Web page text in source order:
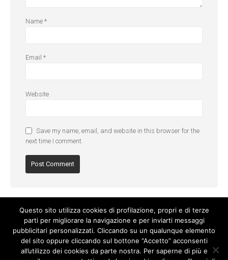
Name *
Email *
Website
Save my name, email, and website in this browser for the
next time I comment.
Questo sito utilizza cookies di profilazione, propri e di terze
parti per migliorare la navigazione e per inviarti messaggi
pubblicitari personalizzati. Cliccando su un qualunque elemento
del sito oppure cliccando sul bottone “Accetto” acconsenti
all’utilizzo dei cookies da parte nostra. Per saperne di più e